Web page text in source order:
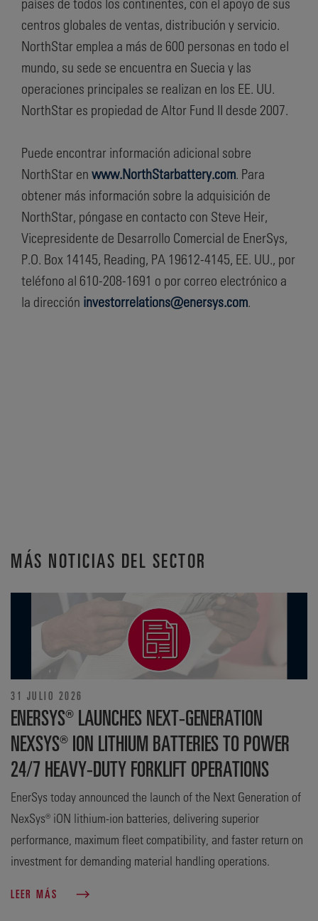
centros globales de ventas, distribución y servicio.
NorthStar emplea a más de 600 personas en todo el
mundo, su sede se encuentra en Suecia y las
operaciones principales se realizan en los EE. UU.
NorthStar es propiedad de Altor Fund II desde 2007.
Puede encontrar información adicional sobre
NorthStar en www.NorthStarbattery.com. Para
obtener más información sobre la adquisición de
NorthStar, póngase en contacto con Steve Heir,
Vicepresidente de Desarrollo Comercial de EnerSys,
P.O. Box 14145, Reading, PA 19612-4145, EE. UU., por
teléfono al 610-208-1691 o por correo electrónico a
la dirección investorrelations@enersys.com.
MÁS NOTICIAS DEL SECTOR
31 JULIO 2026
ENERSYS® LAUNCHES NEXT-GENERATION
NEXSYS® ION LITHIUM BATTERIES TO POWER
24/7 HEAVY-DUTY FORKLIFT OPERATIONS
EnerSys today announced the launch of the Next Generation of
NexSys® iON lithium-ion batteries, delivering superior
performance, maximum fleet compatibility, and faster return on
investment for demanding material handling operations.
LEER MÁS